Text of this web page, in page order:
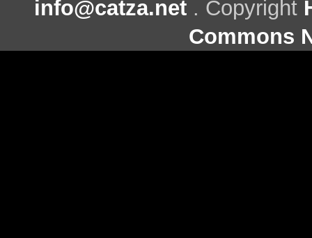
info@catza.net . Copyright
Commons